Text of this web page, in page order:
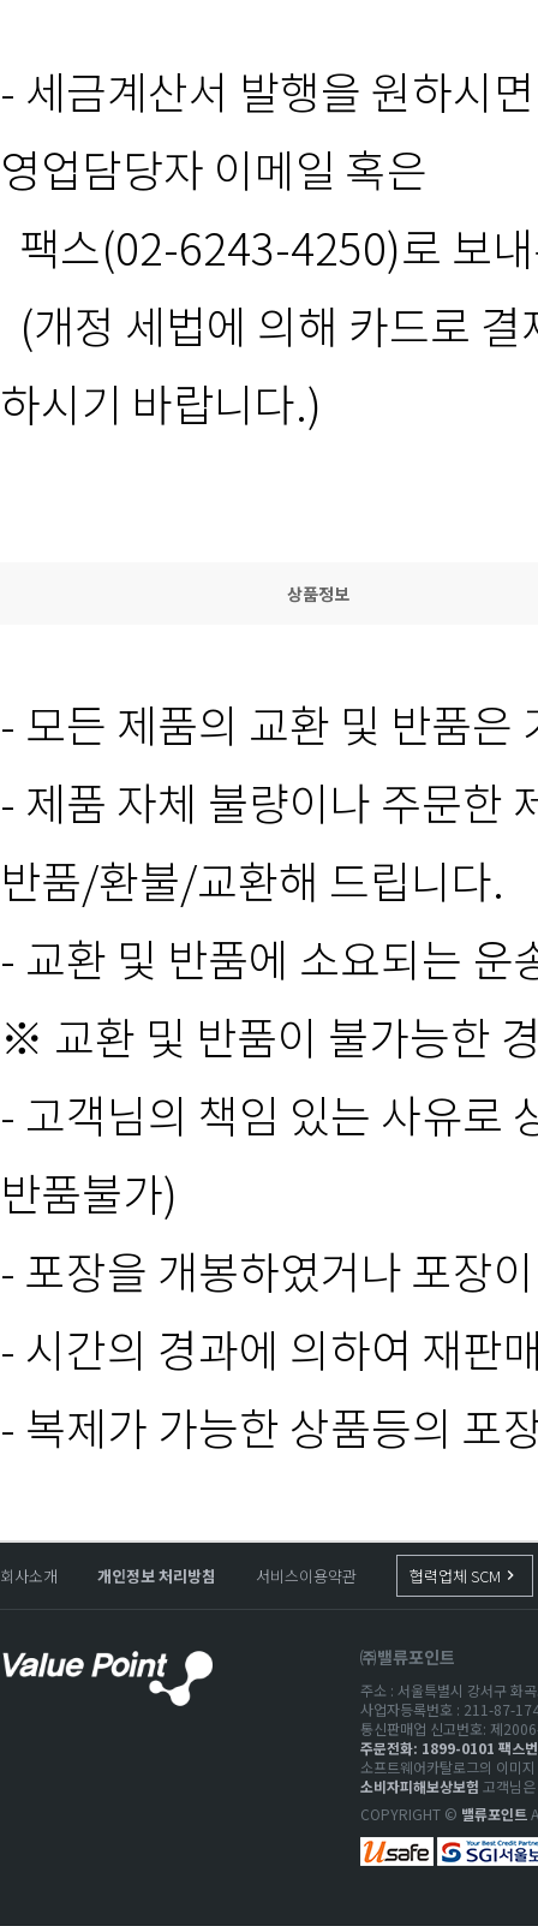
- 세금계산서 발행을 원하시
영업담당자 이메일 혹은
팩스(02-6243-4250)로 보
(개정 세법에 의해 카드로
하시기 바랍니다.)
상품정보
- 모든 제품의 교환 및 반품
- 제품 자체 불량이나 주문한
반품/환불/교환해 드립니다.
- 교환 및 반품에 소요되는
※ 교환 및 반품이 불가능한
- 고객님의 책임 있는 사유로
반품불가)
- 포장을 개봉하였거나 포장
- 시간의 경과에 의하여 재판
- 복제가 가능한 상품등의 포
회사소개 개인정보 처리방침 서비스이용약관 협력업체 SCM keyboard_arrow_right
㈜밸류포인트
주소 : 서울특별시 강서구 화
사업자등록번호 : 211-87-
통신판매업 신고번호: 제
주문전화: 1899-0101 팩스
소프트웨어카탈로그의 이미
소비자피해보상보험 고객님
COPYRIGHT © 밸류포인트